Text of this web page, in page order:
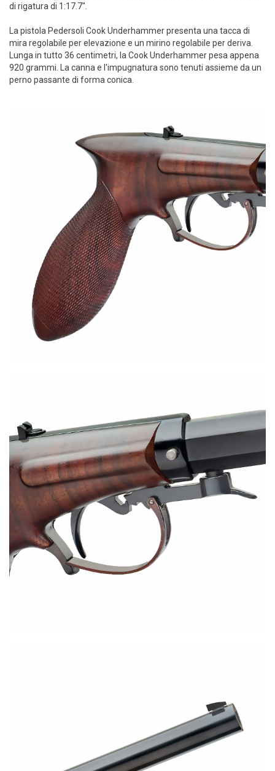
di rigatura di 1:17.7".
La pistola Pedersoli Cook Underhammer presenta una tacca di
mira regolabile per elevazione e un mirino regolabile per deriva.
Lunga in tutto 36 centimetri, la Cook Underhammer pesa appena
920 grammi. La canna e l'impugnatura sono tenuti assieme da un
perno passante di forma conica.